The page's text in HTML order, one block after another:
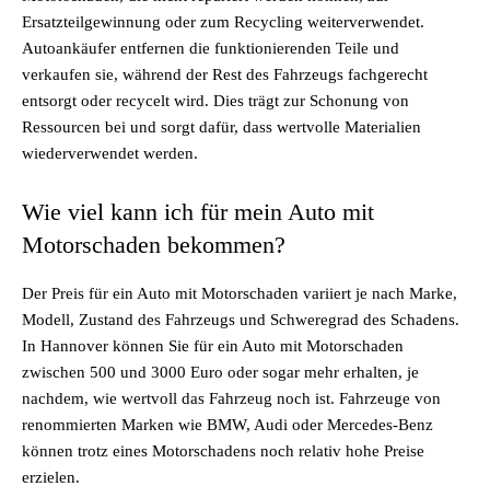
Ersatzteilgewinnung oder zum Recycling weiterverwendet.
Autoankäufer entfernen die funktionierenden Teile und
verkaufen sie, während der Rest des Fahrzeugs fachgerecht
entsorgt oder recycelt wird. Dies trägt zur Schonung von
Ressourcen bei und sorgt dafür, dass wertvolle Materialien
wiederverwendet werden.
Wie viel kann ich für mein Auto mit
Motorschaden bekommen?
Der Preis für ein Auto mit Motorschaden variiert je nach Marke,
Modell, Zustand des Fahrzeugs und Schweregrad des Schadens.
In Hannover können Sie für ein Auto mit Motorschaden
zwischen 500 und 3000 Euro oder sogar mehr erhalten, je
nachdem, wie wertvoll das Fahrzeug noch ist. Fahrzeuge von
renommierten Marken wie BMW, Audi oder Mercedes-Benz
können trotz eines Motorschadens noch relativ hohe Preise
erzielen.